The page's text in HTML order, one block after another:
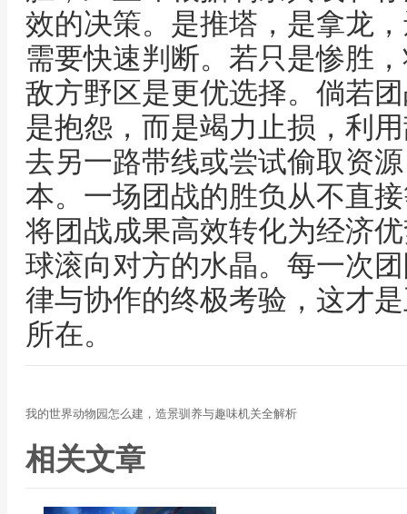
效的决策。是推塔，是拿龙
需要快速判断。若只是惨胜
敌方野区是更优选择。倘若
是抱怨，而是竭力止损，利
去另一路带线或尝试偷取资
本。一场团战的胜负从不直
将团战成果高效转化为经济
球滚向对方的水晶。每一次
律与协作的终极考验，这才
所在。
我的世界动物园怎么建，造景驯养与趣味机关全解析
相关文章